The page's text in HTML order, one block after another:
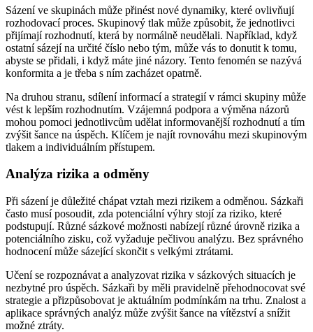
Sázení ve skupinách může přinést nové dynamiky, které ovlivňují
rozhodovací proces. Skupinový tlak může způsobit, že jednotlivci
přijímají rozhodnutí, která by normálně neudělali. Například, když
ostatní sázejí na určité číslo nebo tým, může vás to donutit k tomu,
abyste se přidali, i když máte jiné názory. Tento fenomén se nazývá
konformita a je třeba s ním zacházet opatrně.
Na druhou stranu, sdílení informací a strategií v rámci skupiny může
vést k lepším rozhodnutím. Vzájemná podpora a výměna názorů
mohou pomoci jednotlivcům udělat informovanější rozhodnutí a tím
zvýšit šance na úspěch. Klíčem je najít rovnováhu mezi skupinovým
tlakem a individuálním přístupem.
Analýza rizika a odměny
Při sázení je důležité chápat vztah mezi rizikem a odměnou. Sázkaři
často musí posoudit, zda potenciální výhry stojí za riziko, které
podstupují. Různé sázkové možnosti nabízejí různé úrovně rizika a
potenciálního zisku, což vyžaduje pečlivou analýzu. Bez správného
hodnocení může sázející skončit s velkými ztrátami.
Učení se rozpoznávat a analyzovat rizika v sázkových situacích je
nezbytné pro úspěch. Sázkaři by měli pravidelně přehodnocovat své
strategie a přizpůsobovat je aktuálním podmínkám na trhu. Znalost a
aplikace správných analýz může zvýšit šance na vítězství a snížit
možné ztráty.